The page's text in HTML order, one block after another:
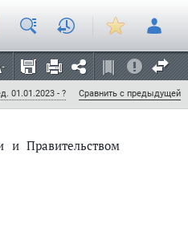
01.01.2023 - ? Сравнить с предыдущей
изменения:
и Правительством
и Правительством